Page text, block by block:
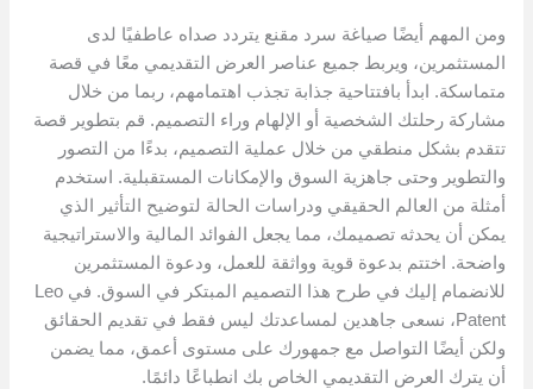
ومن المهم أيضًا صياغة سرد مقنع يتردد صداه عاطفيًا لدى
المستثمرين، ويربط جميع عناصر العرض التقديمي معًا في قصة
متماسكة. ابدأ بافتتاحية جذابة تجذب اهتمامهم، ربما من خلال
مشاركة رحلتك الشخصية أو الإلهام وراء التصميم. قم بتطوير قصة
تتقدم بشكل منطقي من خلال عملية التصميم، بدءًا من التصور
والتطوير وحتى جاهزية السوق والإمكانات المستقبلية. استخدم
أمثلة من العالم الحقيقي ودراسات الحالة لتوضيح التأثير الذي
يمكن أن يحدثه تصميمك، مما يجعل الفوائد المالية والاستراتيجية
واضحة. اختتم بدعوة قوية وواثقة للعمل، ودعوة المستثمرين
للانضمام إليك في طرح هذا التصميم المبتكر في السوق. في Leo
Patent، نسعى جاهدين لمساعدتك ليس فقط في تقديم الحقائق
ولكن أيضًا التواصل مع جمهورك على مستوى أعمق، مما يضمن
أن يترك العرض التقديمي الخاص بك انطباعًا دائمًا.